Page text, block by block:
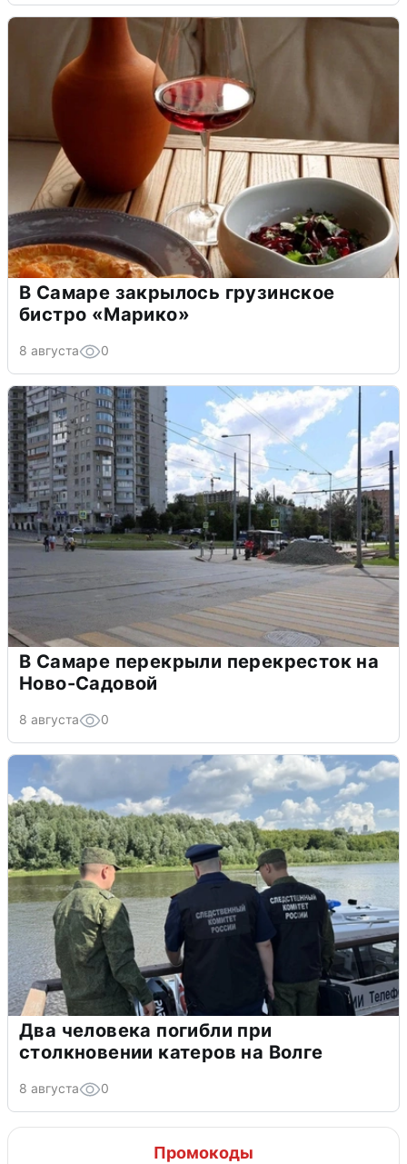
В Самаре закрылось грузинское
бистро «Марико»
8 августа 0
В Самаре перекрыли перекресток на
Ново-Садовой
8 августа 0
Два человека погибли при
столкновении катеров на Волге
8 августа 0
Промокоды